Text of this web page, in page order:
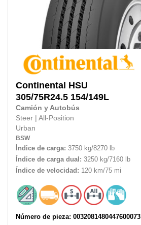
Continental HSU
305/75R24.5 154/149L
Camión y Autobús
Steer
All-Position
Urban
BSW
Índice de carga: 3750 kg/8270 lb
Índice de carga dual: 3250 kg/7160 lb
Índice de velocidad: 120 km/75 mi
Número de pieza: 0032081480447600073